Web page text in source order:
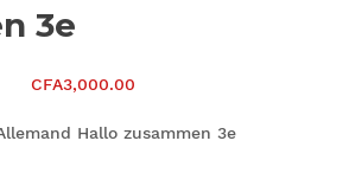
3e
CFA3,000.00
Hallo zusammen 3e